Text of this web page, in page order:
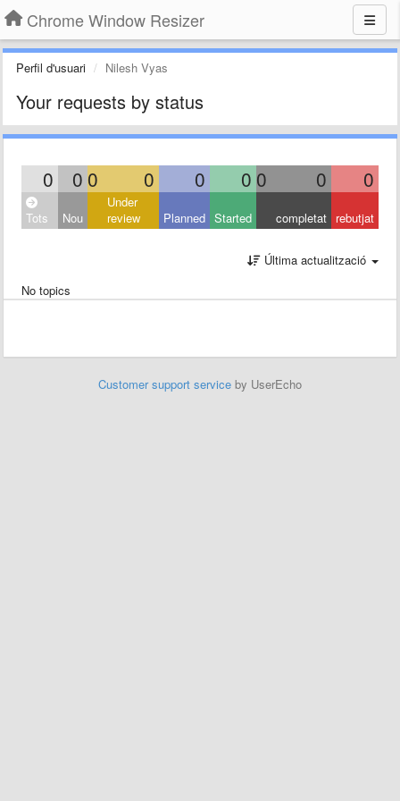
Chrome Window Resizer
Perfil d'usuari Nilesh Vyas
Your requests by status
0 0 0 0 0 0 0 0 0
Tots Nou
Under
review
Planned Started completat rebutjat
Última actualització
No topics
Customer support service by UserEcho